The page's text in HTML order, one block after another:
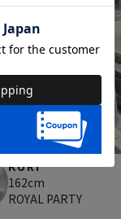
KURI
162cm
ROYAL PARTY